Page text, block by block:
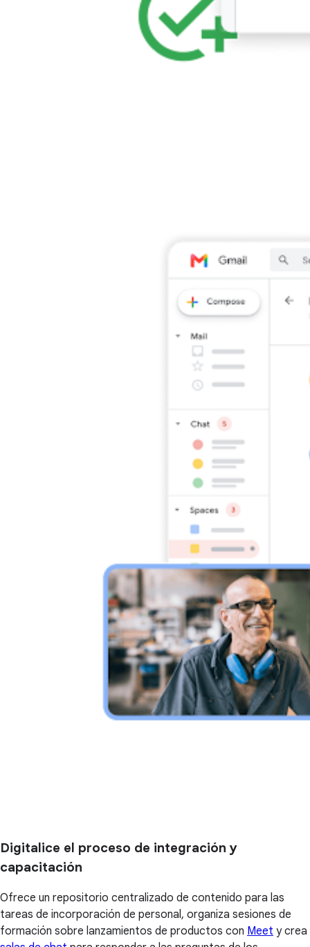
Digitalice el proceso de integración y
capacitación
Ofrece un repositorio centralizado de contenido para las
tareas de incorporación de personal, organiza sesiones de
formación sobre lanzamientos de productos con Meet y crea